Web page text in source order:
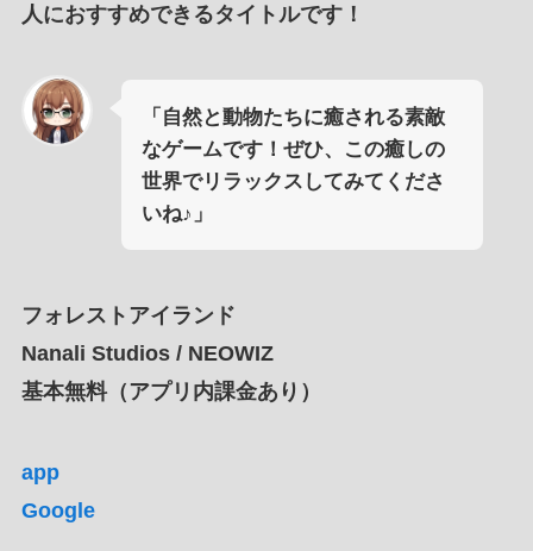
人 におすすめできるタイトルです！
「自然と動物たちに癒される素敵
なゲームです！ぜひ、この癒しの
世界でリラックスしてみてくださ
いね♪」
フォレストアイランド
Nanali Studios / NEOWIZ
基本無料（アプリ内課金あり）
app
Google